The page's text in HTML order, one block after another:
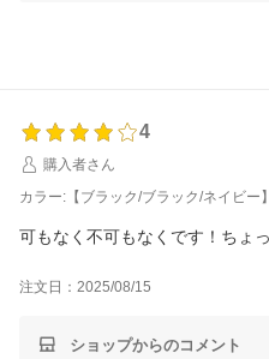
まで届けてくださったこと、スタ
なお、個別での対応が必要なお客
いただきますので、どうぞご安心く
これからも末永くご愛顧いただけ
今後とも、よろしくお願いいたし
4
購入者さん
カラー:【ブラック/ブラック/ネイビー
可もなく不可もなくです！ちょ
注文日：2025/08/15
ショップからのコメント